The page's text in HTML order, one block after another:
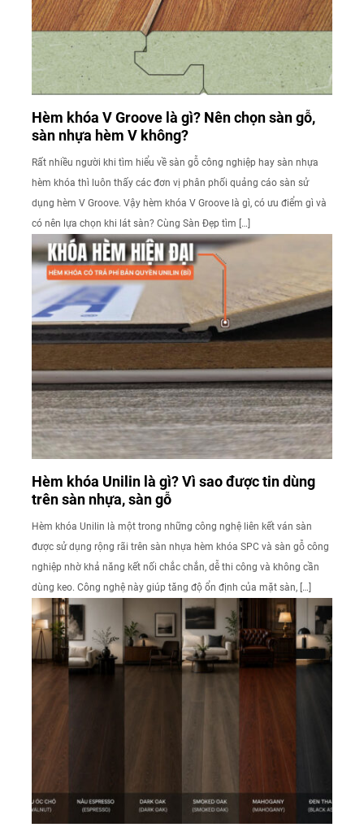
Hèm khóa V Groove là gì? Nên chọn sàn gỗ,
sàn nhựa hèm V không?
Rất nhiều người khi tìm hiểu về sàn gỗ công nghiệp hay sàn nhựa
hèm khóa thì luôn thấy các đơn vị phân phối quảng cáo sàn sử
dụng hèm V Groove. Vậy hèm khóa V Groove là gì, có ưu điểm gì và
có nên lựa chọn khi lát sàn? Cùng Sàn Đẹp tìm […]
Hèm khóa Unilin là gì? Vì sao được tin dùng
trên sàn nhựa, sàn gỗ
Hèm khóa Unilin là một trong những công nghệ liên kết ván sàn
được sử dụng rộng rãi trên sàn nhựa hèm khóa SPC và sàn gỗ công
nghiệp nhờ khả năng kết nối chắc chắn, dễ thi công và không cần
dùng keo. Công nghệ này giúp tăng độ ổn định của mặt sàn, […]